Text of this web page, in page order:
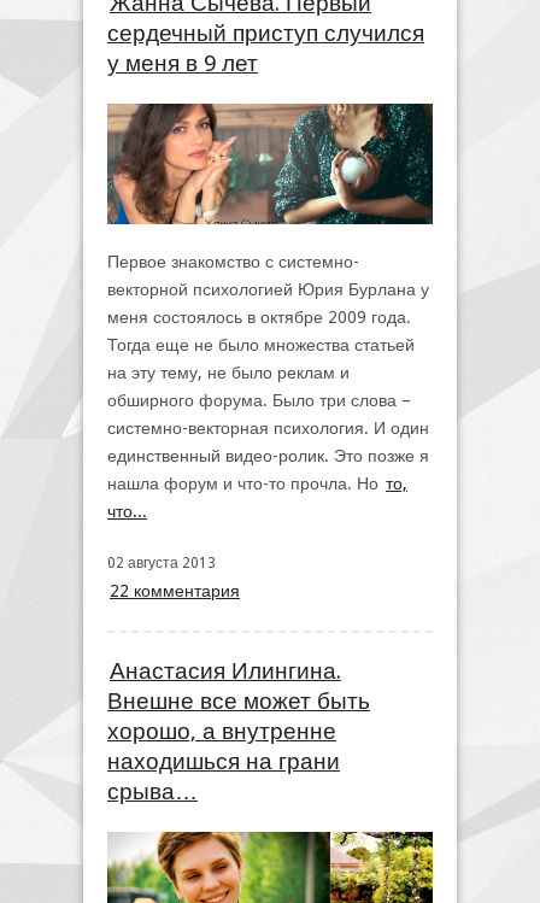
сердечный приступ случился
у меня в 9 лет
Первое знакомство с системно-
векторной психологией Юрия Бурлана у
меня состоялось в октябре 2009 года.
Тогда еще не было множества статьей
на эту тему, не было реклам и
обширного форума. Было три слова –
системно-векторная психология. И один
единственный видео-ролик. Это позже я
нашла форум и что-то прочла. Но то,
что...
02 августа 2013
22 комментария
Анастасия Илингина.
Внешне все может быть
хорошо, а внутренне
находишься на грани
срыва…